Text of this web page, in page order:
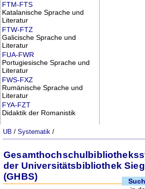
FTM-FTS
Katalanische Sprache und
Literatur
FTW-FTZ
Galicische Sprache und
Literatur
FUA-FWR
Portugiesische Sprache und
Literatur
FWS-FXZ
Rumänische Sprache und
Literatur
FYA-FZT
Didaktik der Romanistik
UB /Systematik /
der Universitätsbibliothek
(GHBS)